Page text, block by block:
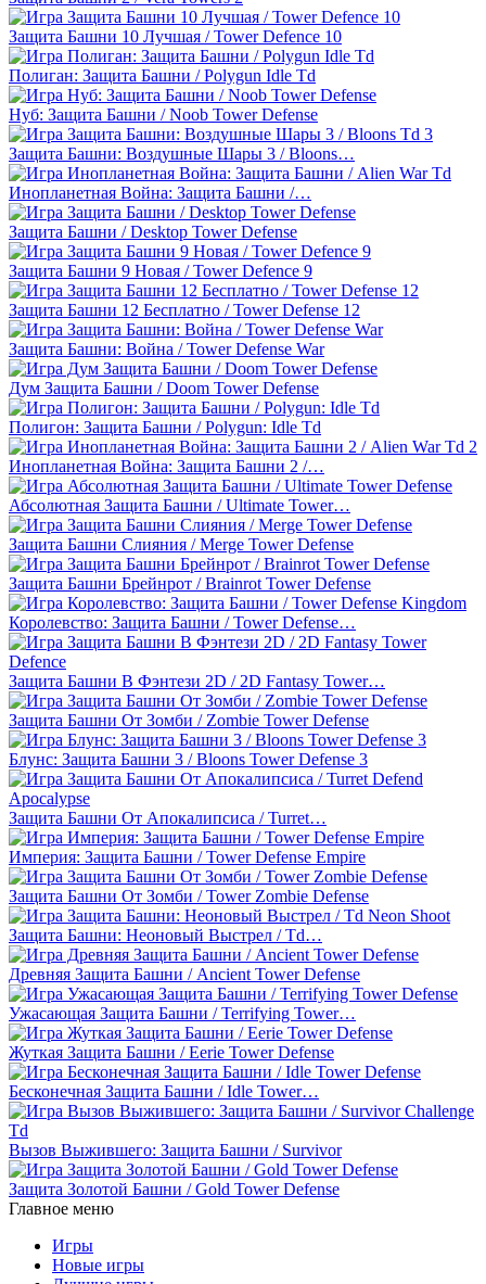
Защита Башни 10 Лучшая / Tower Defence 10
Полиган: Защита Башни / Polygun Idle Td
Нуб: Защита Башни / Noob Tower Defense
Защита Башни: Воздушные Шары 3 / Bloons…
Инопланетная Война: Защита Башни /…
Защита Башни / Desktop Tower Defense
Защита Башни 9 Новая / Tower Defence 9
Защита Башни 12 Бесплатно / Tower Defense 12
Защита Башни: Война / Tower Defense War
Дум Защита Башни / Doom Tower Defense
Полигон: Защита Башни / Polygun: Idle Td
Инопланетная Война: Защита Башни 2 /…
Абсолютная Защита Башни / Ultimate Tower…
Защита Башни Слияния / Merge Tower Defense
Защита Башни Брейнрот / Brainrot Tower Defense
Королевство: Защита Башни / Tower Defense…
Защита Башни В Фэнтези 2D / 2D Fantasy Tower…
Защита Башни От Зомби / Zombie Tower Defense
Блунс: Защита Башни 3 / Bloons Tower Defense 3
Защита Башни От Апокалипсиса / Turret…
Империя: Защита Башни / Tower Defense Empire
Защита Башни От Зомби / Tower Zombie Defense
Защита Башни: Неоновый Выстрел / Td…
Древняя Защита Башни / Ancient Tower Defense
Ужасающая Защита Башни / Terrifying Tower…
Жуткая Защита Башни / Eerie Tower Defense
Бесконечная Защита Башни / Idle Tower…
Вызов Выжившего: Защита Башни / Survivor
Защита Золотой Башни / Gold Tower Defense
Главное меню
Игры
Новые игры